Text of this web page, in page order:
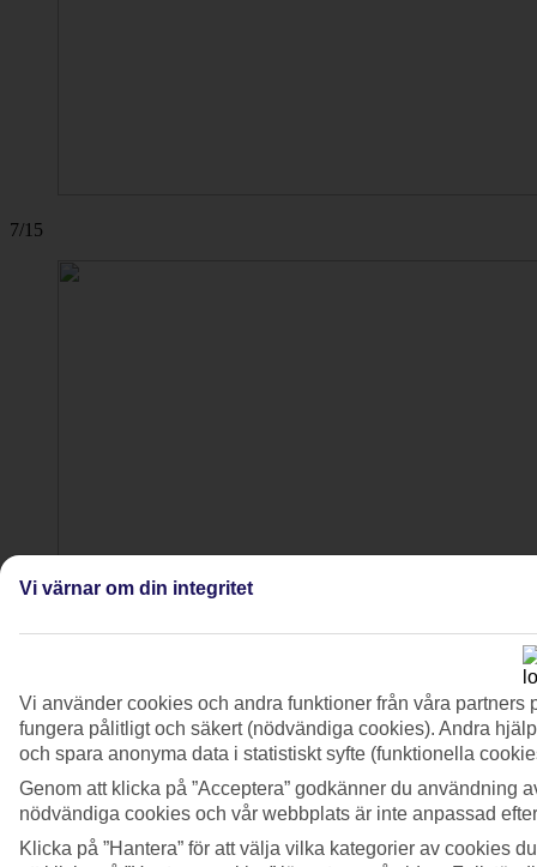
7/15
Vi värnar om din integritet
Vi använder cookies och andra funktioner från våra
fungera pålitligt och säkert (nödvändiga cookies). Andra
och spara anonyma data i statistiskt syfte (funktionella
Genom att klicka på ”Acceptera” godkänner du användning
nödvändiga cookies och vår webbplats är inte anpassad
Klicka på ”Hantera” för att välja vilka kategorier av cookies